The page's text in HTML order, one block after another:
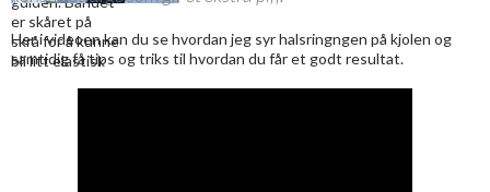
er skåret på
skrå for å kunne
bli litt elastisk
Her i videoen kan du se hvordan jeg syr halsringngen på kjolen og
samtidig få tips og triks til hvordan du får et godt resultat.